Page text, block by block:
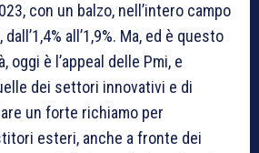
con un balzo, nell’intero campo
all’1,9%. Ma, ed è questo
oggi è l’appeal delle Pmi, e
dei settori innovativi e di
un forte richiamo per
esteri, anche a fronte dei